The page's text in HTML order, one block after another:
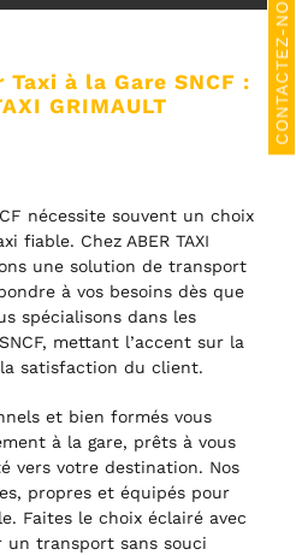
à la Gare SNCF :
GRIMAULT
nécessite souvent un choix
fiable. Chez ABER TAXI
une solution de transport
à vos besoins dès que
spécialisons dans les
mettant l’accent sur la
satisfaction du client.
et bien formés vous
à la gare, prêts à vous
vers votre destination. Nos
propres et équipés pour
Faites le choix éclairé avec
un transport sans souci
CONTACTEZ-NOUS